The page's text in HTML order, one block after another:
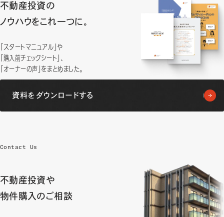
不動産投資の
ノウハウをこれ一つに。
「スタートマニュアル」や
「購入前チェックシート」、
「オーナーの声」をまとめました。
資料をダウンロードする
Contact Us
不動産投資や
物件購入のご相談